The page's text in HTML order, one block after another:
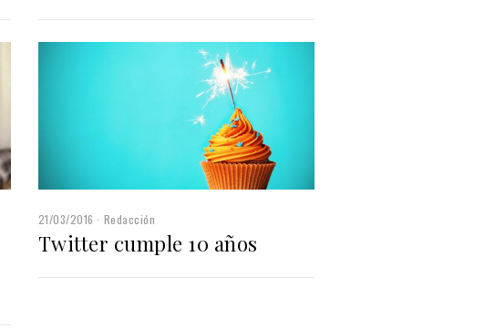
21/03/2016 Redacción
Twitter cumple 10 años